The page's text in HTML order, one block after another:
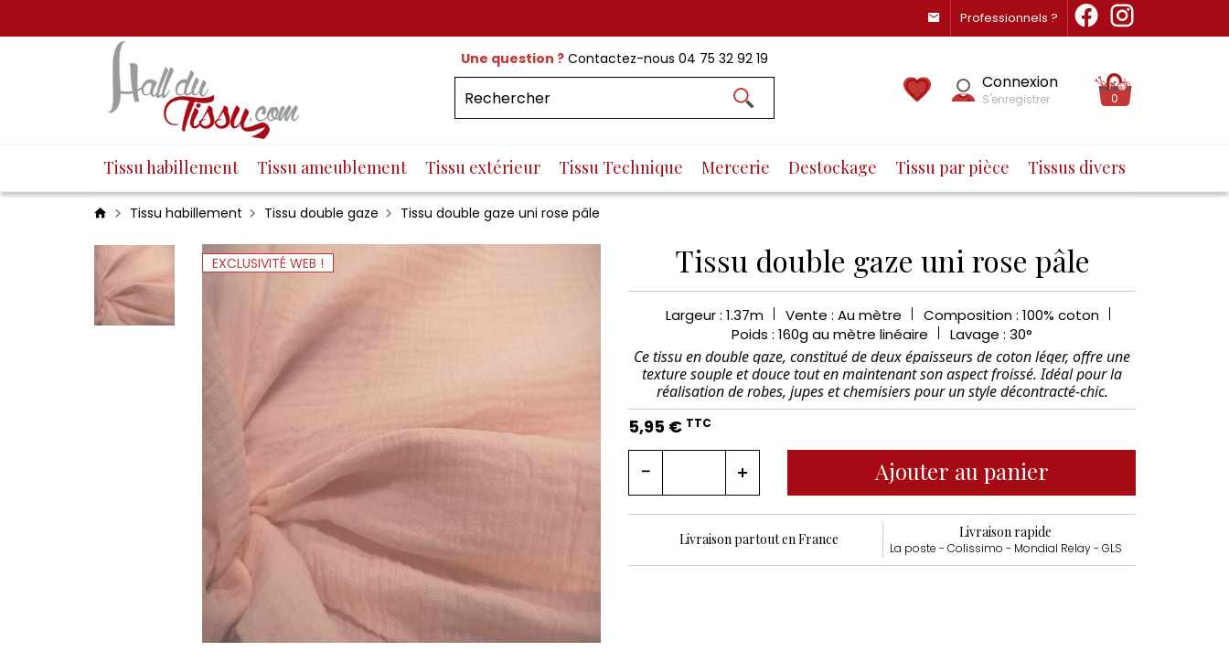
Professionnels ?
Une question ?Contactez-nous 04 75 32 92 19
Connexion
S'enregistrer 0
Tissu habillement Tissu ameublement Tissu extérieur Tissu Technique Mercerie Destockage Tissu par pièce Tissus divers
Tissu habillement Tissu double gaze Tissu double gaze uni rose pâle
EXCLUSIVITÉ WEB ! Tissu double gaze uni rose pâle
Largeur : 1.37m Vente : Au mètre
Composition : 100% coton
Poids : 160g au mètre linéaire
Lavage : 30°
Ce tissu en double gaze, constitué de deux épaisseurs de coton léger, offre une
texture souple et douce tout en maintenant son aspect froissé. Idéal pour la
réalisation de robes, jupes et chemisiers pour un style décontracté-chic.
5,95 € TTC
Ajouter au panier
Livraison partout en France Livraison rapide
La poste - Colissimo - Mondial Relay - GLS